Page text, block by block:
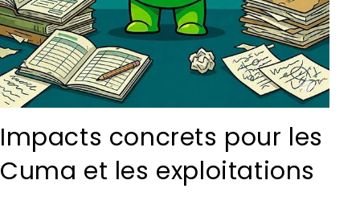
Impacts concrets pour les
Cuma et les exploitations